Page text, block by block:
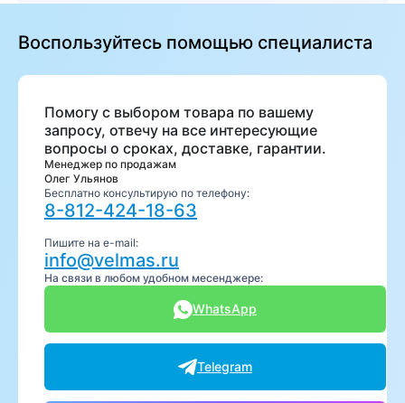
Воспользуйтесь помощью специалиста
Помогу с выбором товара по вашему
запросу, отвечу на все интересующие
вопросы о сроках, доставке, гарантии.
Менеджер по продажам
Олег Ульянов
Бесплатно консультирую по телефону:
8-812-424-18-63
Пишите на e-mail:
info@velmas.ru
На связи в любом удобном месенджере:
WhatsApp
Telegram